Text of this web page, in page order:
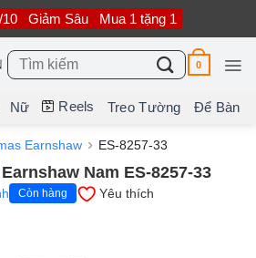
Giảm Sâu Mua 1 tặng 1
Tìm
kiếm:
0
Nữ Reels Treo Tường Để Bàn
Earnshaw ES-8257-33
Nam ES-8257-33
Còn hàng Yêu thích